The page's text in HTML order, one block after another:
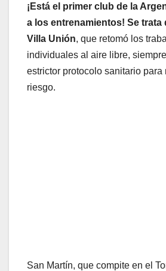
¡Está el primer club de la
a los entrenamientos! Se trata
Villa Unión, que retomó los
individuales al aire libre,
estrictor protocolo sanitario para
riesgo.
San Martín, que compite en el